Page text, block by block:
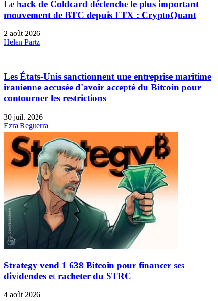
Le hack de Coldcard déclenche le plus important
mouvement de BTC depuis FTX : CryptoQuant
2 août 2026
Helen Partz
Les États-Unis sanctionnent une entreprise maritime
iranienne accusée d'avoir accepté du Bitcoin pour
contourner les restrictions
30 juil. 2026
Ezra Reguerra
Strategy vend 1 638 Bitcoin pour financer ses
dividendes et racheter du STRC
4 août 2026